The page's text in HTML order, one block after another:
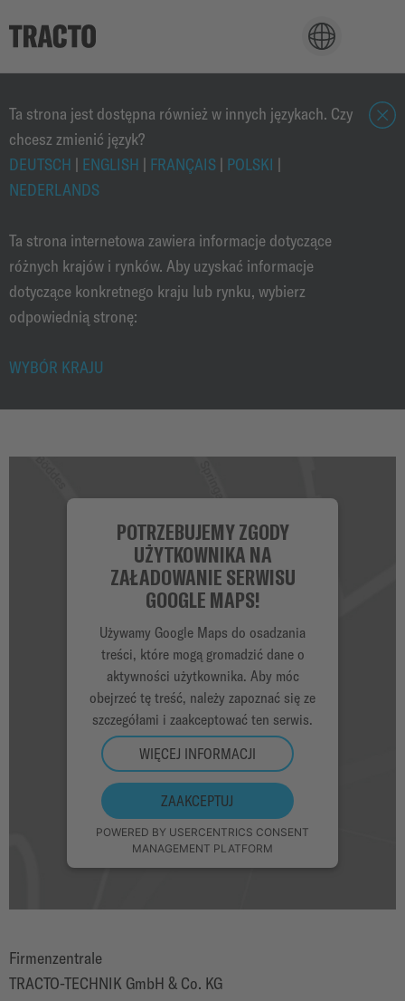
Ta strona jest dostępna również w innych językach. Czy
chcesz zmienić język?
DEUTSCH | ENGLISH | FRANÇAIS | POLSKI |
NEDERLANDS
Ta strona internetowa zawiera informacje dotyczące
różnych krajów i rynków. Aby uzyskać informacje
dotyczące konkretnego kraju lub rynku, wybierz
odpowiednią stronę:
WYBÓR KRAJU
TECHNOLOGIA
ZASTOSOWANIA
PRODUCTS
POTRZEBUJEMY ZGODY
UŻYTKOWNIKA NA
ZAŁADOWANIE SERWISU
GOOGLE MAPS!
Używamy Google Maps do osadzania
treści, które mogą gromadzić dane o
aktywności użytkownika. Aby móc
obejrzeć tę treść, należy zapoznać się ze
szczegółami i zaakceptować ten serwis.
WIĘCEJ INFORMACJI
ZAAKCEPTUJ
POWERED BY USERCENTRICS CONSENT
MANAGEMENT PLATFORM
Firmenzentrale
TRACTO-TECHNIK GmbH & Co. KG